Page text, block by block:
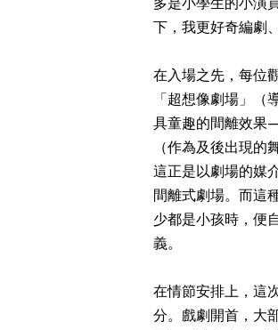
多是小學生的小演
下，我更好奇編劇
在入場之先，每位
「超想像劇場」
具童趣的間離效
（作為及後出現的
這正是以劇場的媒
間離式劇場。而這
少都是小孩時，便
義。
在情節安排上，這
分。戲劇開首，大